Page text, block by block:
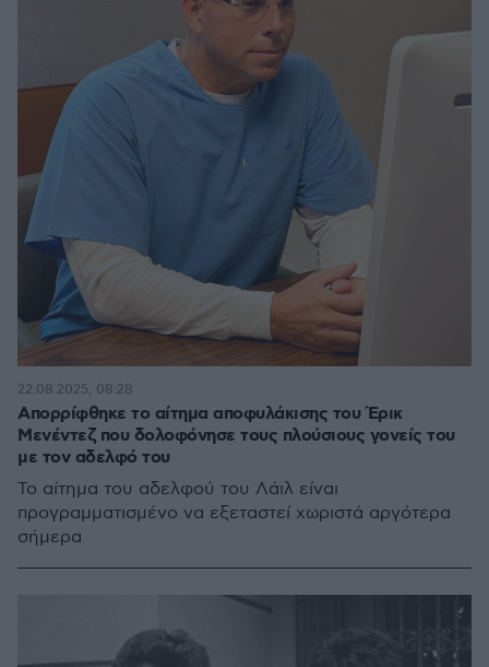
Απορρίφθηκε το αίτημα αποφυλάκισης του Έρικ
Μενέντεζ που δολοφόνησε τους πλούσιους γονείς του
με τον αδελφό του
Το αίτημα του αδελφού του Λάιλ είναι
προγραμματισμένο να εξεταστεί χωριστά αργότερα
σήμερα
22.08.2025, 08:28